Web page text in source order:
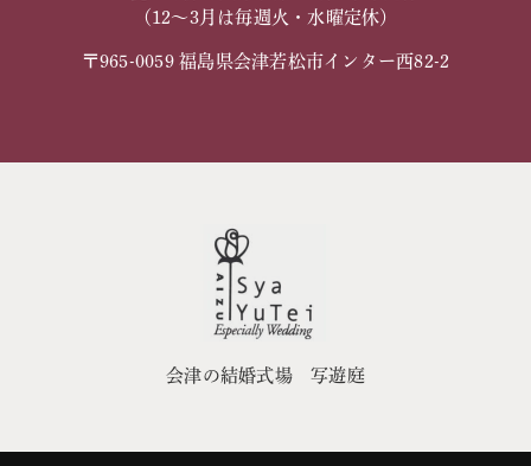
（12～3月は毎週火・水曜定休）
〒965-0059 福島県会津若松市インター西82-2
会津の結婚式場 写遊庭